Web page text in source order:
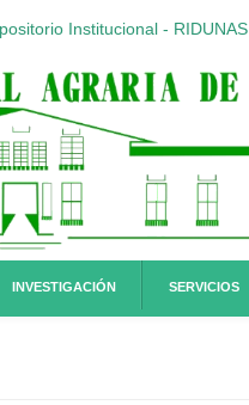
Institucional - RIDUNAS
INVESTIGACIÓN SERVICIOS